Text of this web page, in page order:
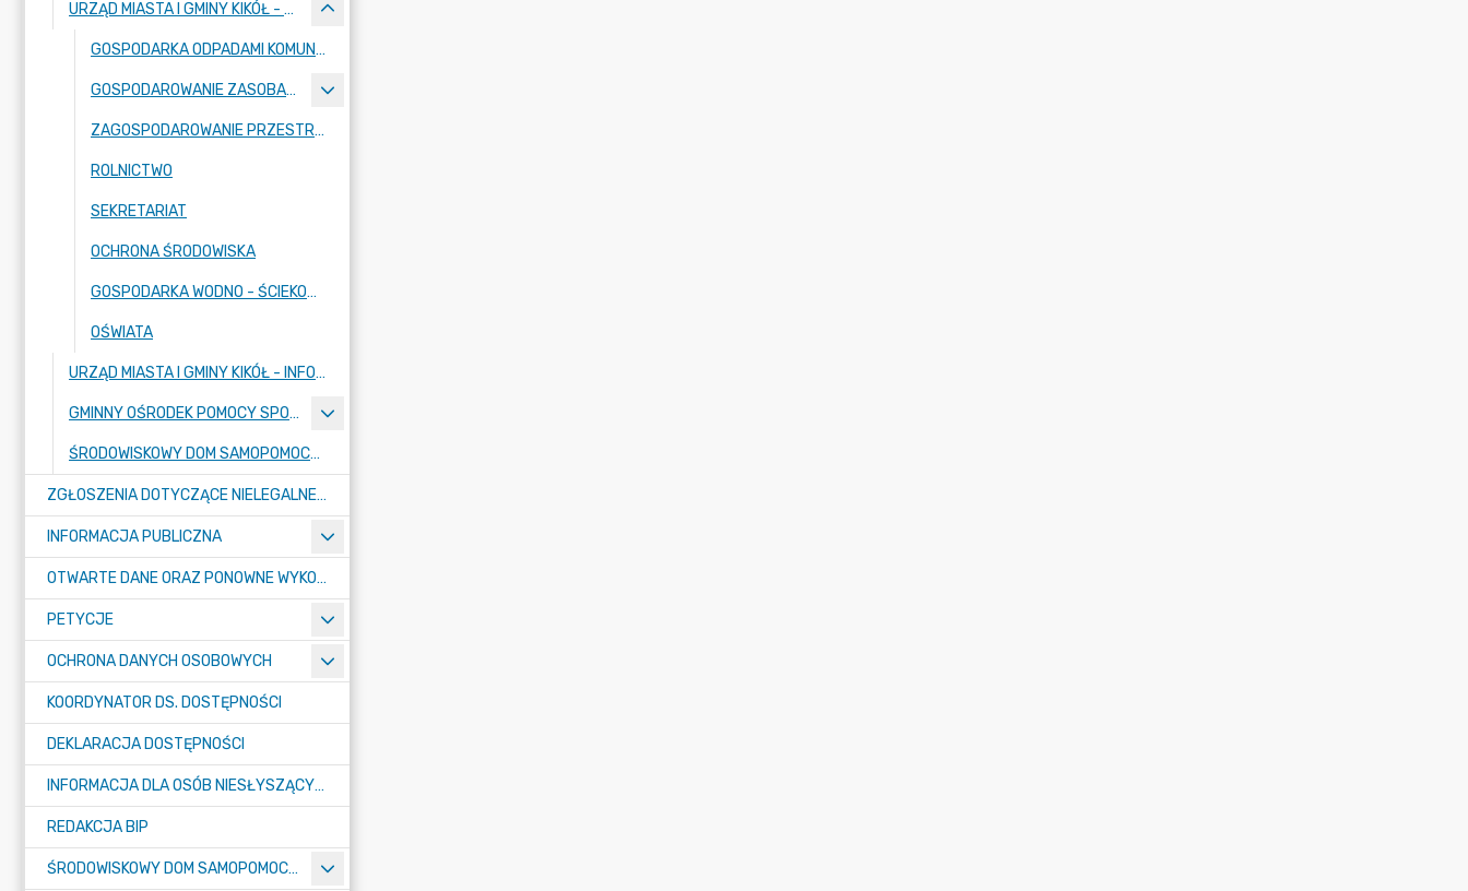
URZĄD MIASTA I GMINY KIKÓŁ - SPOSOBY PRZYJMOWANIA I ZAŁATWIANIA SPRAW - KARTY USŁUG
GOSPODARKA ODPADAMI KOMUNALNYMI
GOSPODAROWANIE ZASOBAMI WODNYMI
ZAGOSPODAROWANIE PRZESTRZENNE, MIENIE KOMUNALNE I GOSPODARKA GRUNTAMI
ROLNICTWO
SEKRETARIAT
OCHRONA ŚRODOWISKA
GOSPODARKA WODNO - ŚCIEKOWA I INFRASTRUKTURA DROGOWA.
OŚWIATA
URZĄD MIASTA I GMINY KIKÓŁ - INFORMACJA NT. USŁUG ELEKTRONICZNYCH REALIZOWANYCH Z WYKORZYSTANIEM PLATFORMY EPUAP
GMINNY OŚRODEK POMOCY SPOŁECZNEJ W KIKOLE - SPOSOBY PRZYJMOWANIA I ZAŁATWIANIA SPRAW - KARTY USŁUG
ŚRODOWISKOWY DOM SAMOPOMOCY " KONICZYNKA" W SUMINIE -SPOSOBY PRZYJMOWANIA I ZAŁATWIANIA SPRAW - KARTY USŁUG
ZGŁOSZENIA DOTYCZĄCE NIELEGALNEGO SPALANIA ODPADÓW
INFORMACJA PUBLICZNA
OTWARTE DANE ORAZ PONOWNE WYKORZYSTANIE INFORMACJI SEKTORA PUBLICZNEGO
PETYCJE
OCHRONA DANYCH OSOBOWYCH
KOORDYNATOR DS. DOSTĘPNOŚCI
DEKLARACJA DOSTĘPNOŚCI
INFORMACJA DLA OSÓB NIESŁYSZĄCYCH
REDAKCJA BIP
ŚRODOWISKOWY DOM SAMOPOMOCY "KONICZYNKA" W SUMINIE